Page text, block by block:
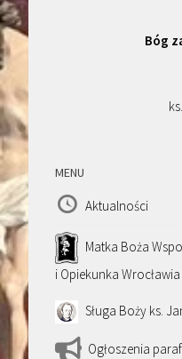
Bóg
MENU
Aktualności
Matka Boża
i Opiekunka Wrocławia
Sługa Boży ks.
Ogłoszenia